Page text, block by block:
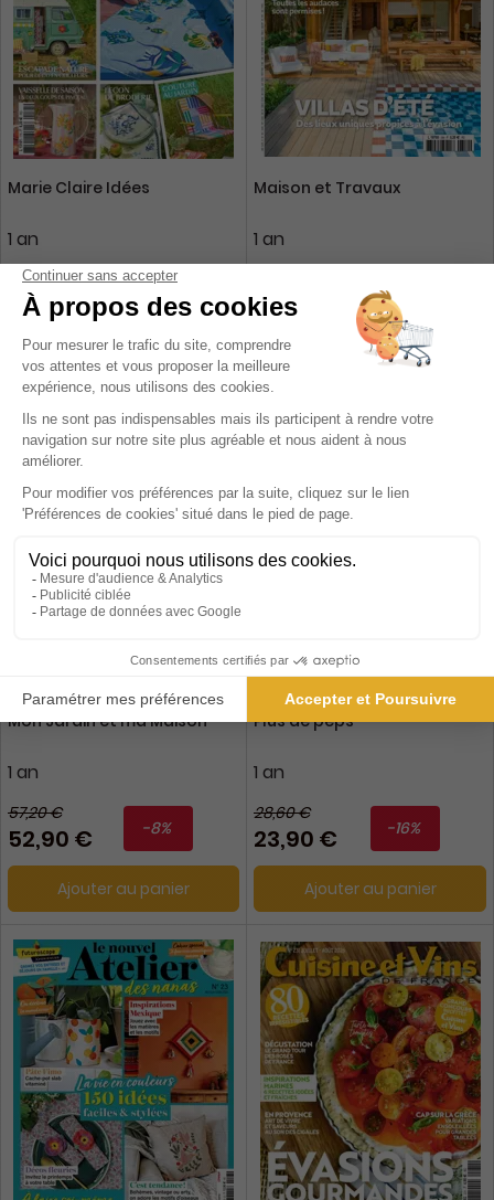
Marie Claire Idées
1 an
35,40 €
26,91 € -24%
Ajouter au panier
Maison et Travaux
1 an
39,90 € -4%
Ajouter au panier
Mon Jardin et ma Maison
1 an
57,20 €
52,90 € -8%
Ajouter au panier
Plus de peps
1 an
28,60 €
23,90 € -16%
Ajouter au panier